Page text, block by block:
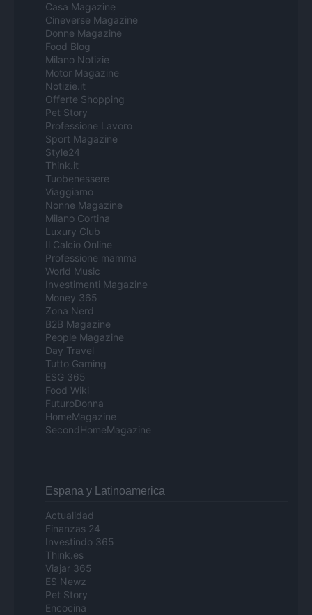
Casa Magazine
Cineverse Magazine
Donne Magazine
Food Blog
Milano Notizie
Motor Magazine
Notizie.it
Offerte Shopping
Pet Story
Professione Lavoro
Sport Magazine
Style24
Think.it
Tuobenessere
Viaggiamo
Nonne Magazine
Milano Cortina
Luxury Club
Il Calcio Online
Professione mamma
World Music
Investimenti Magazine
Money 365
Zona Nerd
B2B Magazine
People Magazine
Day Travel
Tutto Gaming
ESG 365
Food Wiki
FuturoDonna
HomeMagazine
SecondHomeMagazine
Espana y Latinoamerica
Actualidad
Finanzas 24
Investindo 365
Think.es
Viajar 365
ES Newz
Pet Story
Encocina